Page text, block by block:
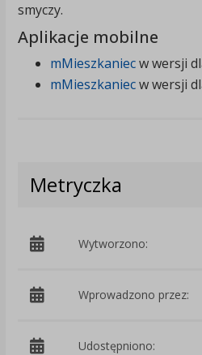
smyczy.
Aplikacje mobilne
mMieszkaniecw wersji
mMieszkaniecw wersji
Metryczka
Wytworzono:
Wprowadzono przez:
Udostępniono: